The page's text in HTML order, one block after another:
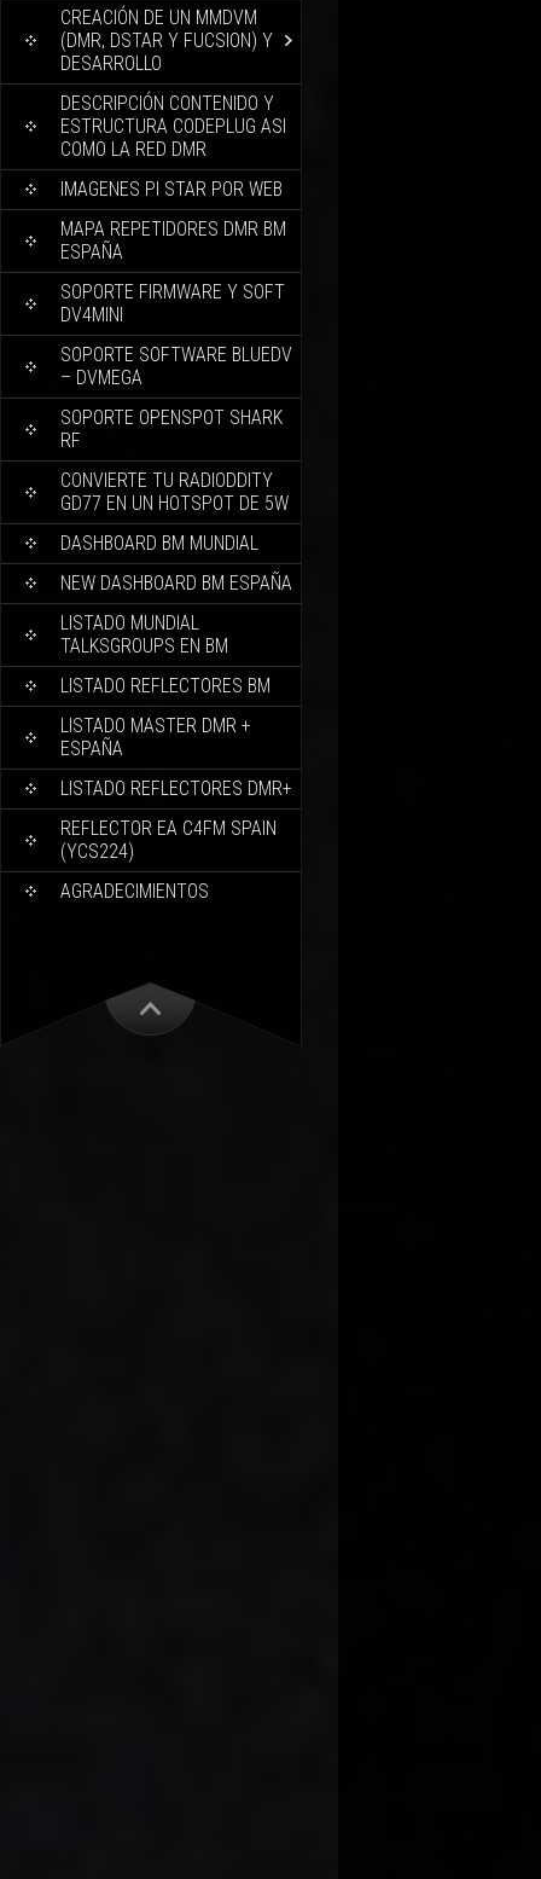
CREACIÓN DE UN MMDVM
(DMR, DSTAR Y FUCSION) Y
DESARROLLO
DESCRIPCIÓN CONTENIDO Y
ESTRUCTURA CODEPLUG ASI
COMO LA RED DMR
IMAGENES PI STAR POR WEB
MAPA REPETIDORES DMR BM
ESPAÑA
SOPORTE FIRMWARE Y SOFT
DV4MINI
SOPORTE SOFTWARE BLUEDV
– DVMEGA
SOPORTE OPENSPOT SHARK
RF
CONVIERTE TU RADIODDITY
GD77 EN UN HOTSPOT DE 5W
DASHBOARD BM MUNDIAL
NEW DASHBOARD BM ESPAÑA
LISTADO MUNDIAL
TALKSGROUPS EN BM
LISTADO REFLECTORES BM
LISTADO MASTER DMR +
ESPAÑA
LISTADO REFLECTORES DMR+
REFLECTOR EA C4FM SPAIN
(YCS224)
AGRADECIMIENTOS